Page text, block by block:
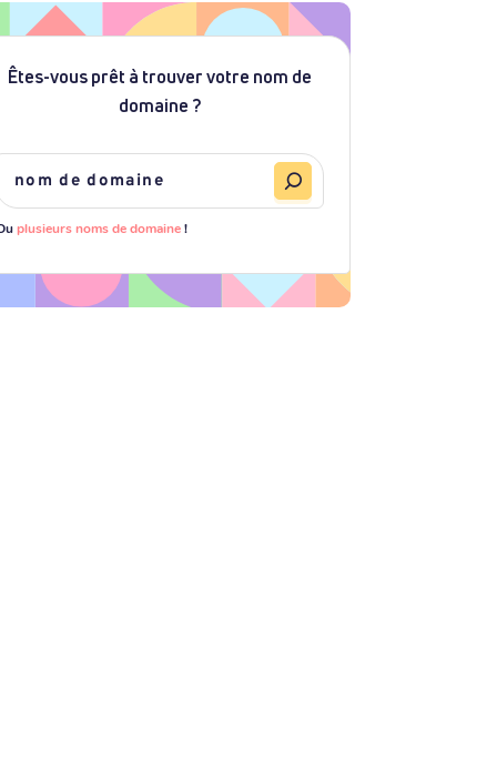
Êtes-vous prêt à trouver votre nom de
domaine ?
plusieurs noms de domaine!